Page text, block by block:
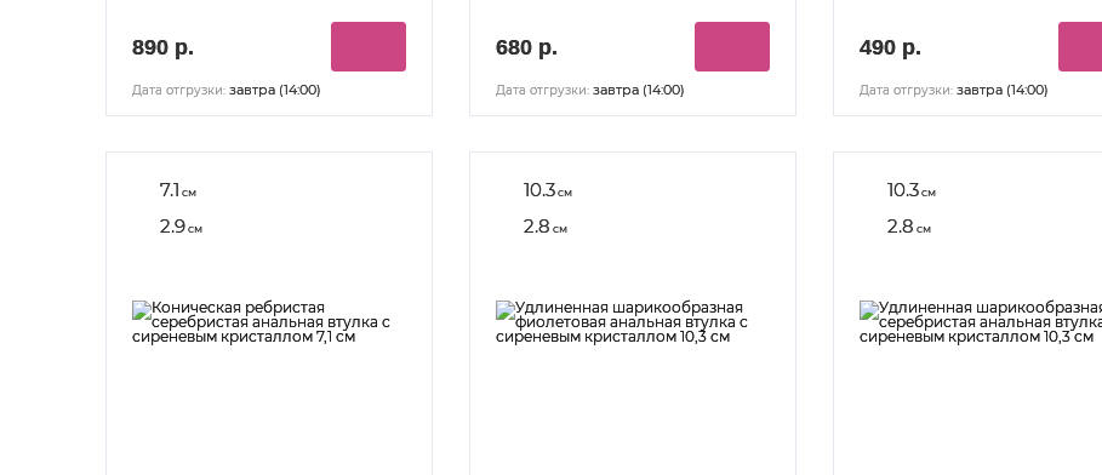
890 р.
Дата отгрузки: завтра (14:00)
680 р.
Дата отгрузки: завтра (14:00)
490 р.
Дата отгрузки: завтра (14:00)
7.1 см
2.9см
10.3см
2.8 см
10.3см
2.8 см